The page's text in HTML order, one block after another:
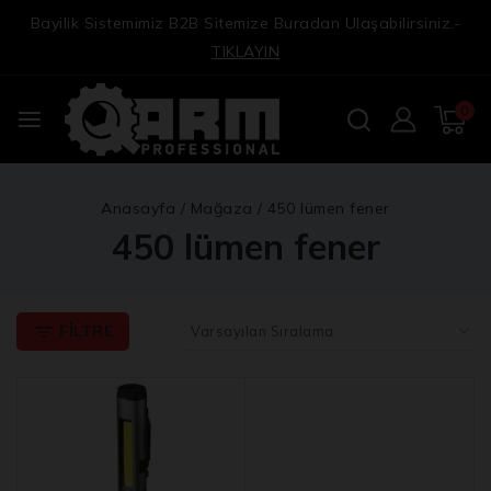
Bayilik Sistemimiz B2B Sitemize Buradan Ulaşabilirsiniz.-
TIKLAYIN
0
Anasayfa / Mağaza / 450 lümen fener
450 lümen fener
FILTRE